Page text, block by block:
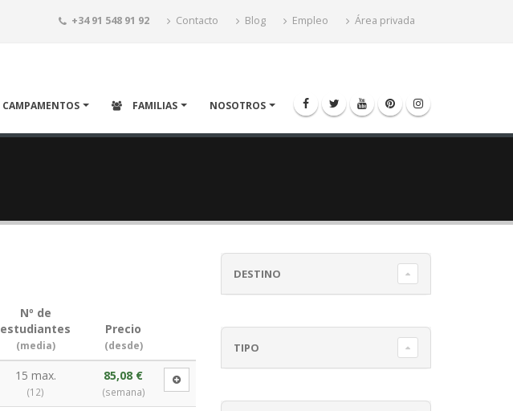
+34 91 548 91 92 Contacto Blog Empleo Área privada
CAMPAMENTOS FAMILIAS NOSOTROS
Nº de
estudiantes
(media)
Precio
(desde)
15 max.
(12)
85,08 €
(semana)
DESTINO
TIPO